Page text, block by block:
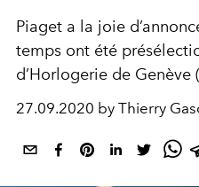
Piaget a la joie
temps ont été
d’Horlogerie de Genève
27.09.2020 by Thierry